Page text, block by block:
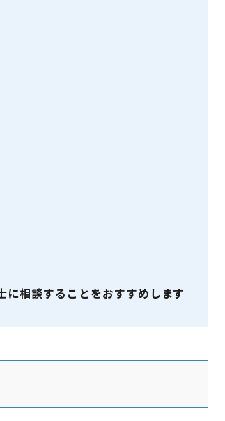
相談することをおすすめします